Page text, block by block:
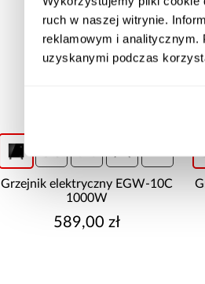
ruch w naszej witrynie.
reklamowym i analitycznym.
uzyskanymi podczas
Grzejnik elektryczny EGW-10C
1000W
589,00 zł